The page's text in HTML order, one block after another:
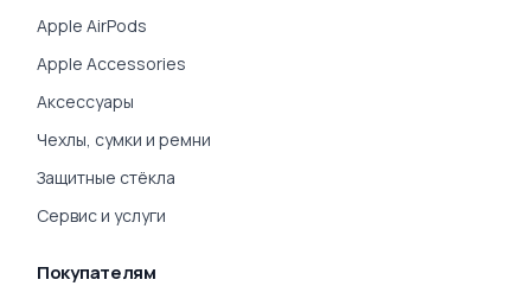
Apple AirPods
Apple Accessories
Аксессуары
Чехлы, сумки и ремни
Защитные стёкла
Сервис и услуги
Покупателям